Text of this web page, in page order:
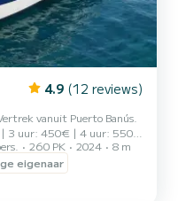
4.9 (12 reviews)
vanuit Puerto Banús.
3 uur: 450€ | 4 uur: 550€
| 8 uur: 900€
IN DE PRIJS: Brandstof,
paddleboard!
van de dag door de
260 PK 2024
8 m
eigenaar